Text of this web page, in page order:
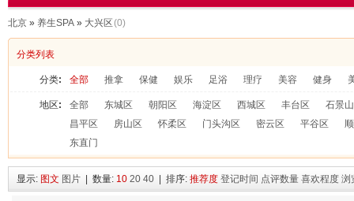
北京 » 养生SPA » 大兴区(0)
分类列表
分类: 全部 推拿 保健 娱乐 足浴 理疗 美容 健身
地区: 全部 东城区 朝阳区 海淀区 西城区 丰台区
石景
昌平区
房山区 怀柔区 门头沟区 密云区 平谷区
东直门
显示: 图文 图片 | 数量: 10 20 40 | 排序: 推荐度 登记时间 点评数量 喜欢程度 浏